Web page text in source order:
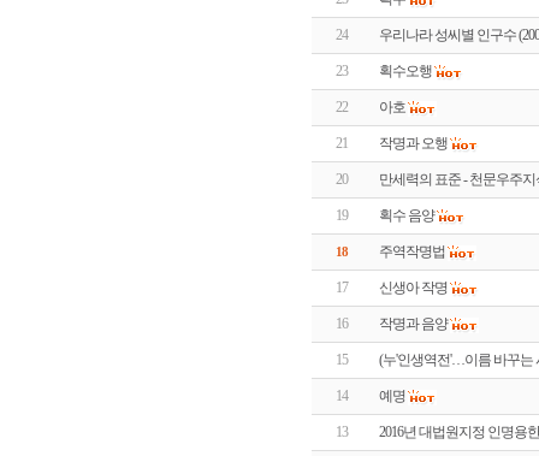
24 우리나라 성씨별 인구수
23 획수오행
22 아호
21 작명과 오행
20 만세력의 표준 - 천문우주
19 획수 음양
18 주역작명법
17 신생아 작명
16 작명과 음양
15 (누'인생역전'…이름 바꾸는
14 예명
13 2016년 대법원지정 인명용